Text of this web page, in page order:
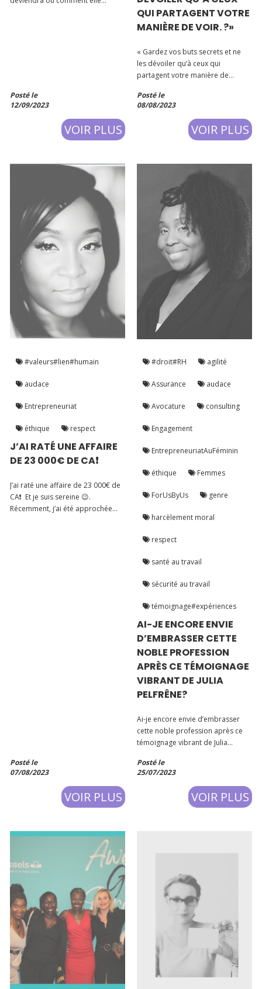
Posté le
12/09/2023
VOIR PLUS
QUI PARTAGENT VOTRE
MANIÈRE DE VOIR. ?»
« Gardez vos buts secrets et ne
les dévoiler qu’à ceux qui
partagent votre manière de
développement personnel,
Napoleon Hill, avait ainsi défini
dans l’ouvrage « Réfléchissez et
devenez riche », la posture à tenir
Posté le
08/08/2023
VOIR PLUS
J’AI RATÉ UNE AFFAIRE
DE 23 000€ DE CA❗️
J’ai raté une affaire de 23 000€ de
CA❗️ Et je suis sereine 😉.
Récemment, j’ai été approchée
Posté le
07/08/2023
VOIR PLUS
#valeurs#lien#humain
audace
Entrepreneuriat
éthique respect
AI-JE ENCORE ENVIE
D’EMBRASSER CETTE
NOBLE PROFESSION
APRÈS CE TÉMOIGNAGE
VIBRANT DE JULIA
PELFRÊNE?
Ai-je encore envie d’embrasser
cette noble profession après ce
témoignage vibrant de Julia
qu’une « simple Juriste !», propos
éhontés d’une avocate 🤣, j’ai pu,
malheureusement, rencontrer ce
type d’énergumènes.🥶
Posté le
25/07/2023
VOIR PLUS
#droit#RH agilité
Assurance audace
Avocature consulting
Engagement
EntrepreneuriatAuFéminin
éthique Femmes
ForUsByUs genre
harcèlement moral
respect
santé au travail
sécurité au travail
témoignage#expériences